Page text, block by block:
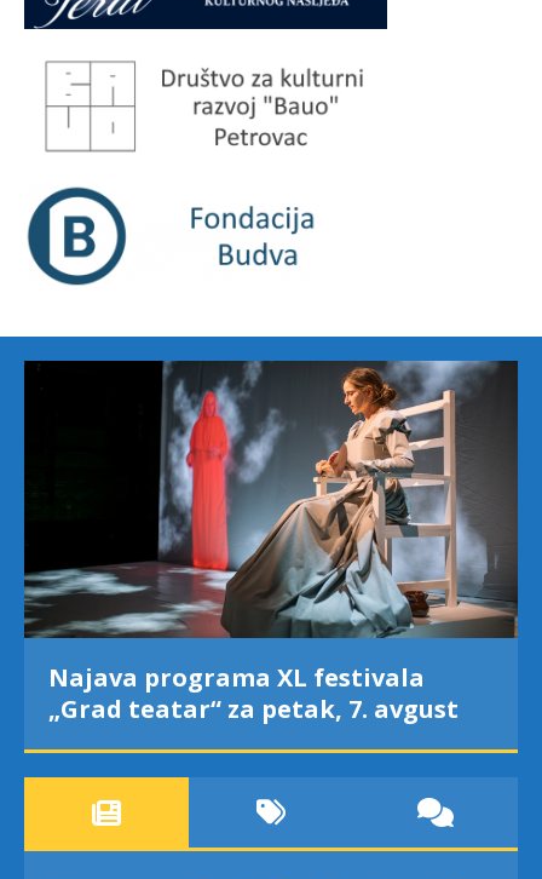
Najava programa XL festivala
„Grad teatar“ za petak, 7. avgust